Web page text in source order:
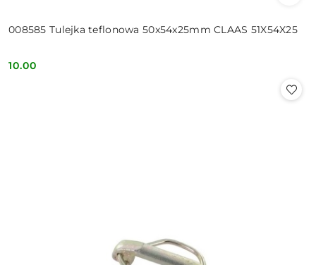
008585 Tulejka teflonowa 50x54x25mm CLAAS 51X54X25
Cena:
10.00